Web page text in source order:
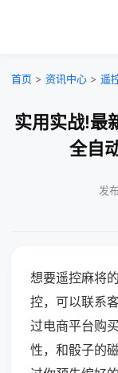
首页 > 资讯中心 > 遥
实用实战!最
全自
发
想要遥控麻将
控，可以联系
过电商平台购
性，和骰子的